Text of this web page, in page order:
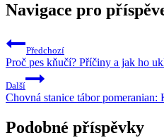
Navigace pro
Předchozí
Proč pes kňučí? Příčiny a jak ho
Další
Chovná stanice tábor pomeranian:
Podobné příspěvky